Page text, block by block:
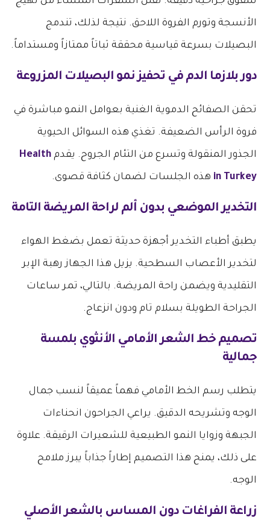
الأنسجة وتورم الفروة اللاحق. نتيجة لذلك، تندمج
البصيلات بسرعة قياسية محققة ثباتاً ممتازاً ومستداماً.
دور بلازما الدم في تحفيز نمو البصيلات المزروعة
تحقن الصفائح الدموية الغنية بعوامل النمو مباشرة في
فروة الرأس الضعيفة. تغذي هذه السوائل الحيوية
الجذور المنقولة وتسرع من التئام الجروح. يقدمHealth
in Turkey هذه الجلسات لضمان كثافة قصوى.
التخدير الموضعي بدون ألم لراحة المريضة التامة
يطبق أطباء التخدير أجهزة حديثة تعمل بضغط الهواء
لتخدير الأعصاب السطحية. يزيل هذا الجهاز رهبة الإبر
التقليدية ويضمن راحة المريضة. بالتالي، تمر ساعات
الجراحة الطويلة بسلام تام ودون انزعاج.
تصميم خط الشعر الأمامي الأنثوي بلمسة
جمالية
يتطلب رسم الخط الأمامي فهماً عميقاً لنسب جمال
الوجه وتشريحه الدقيق. يراعي الجراحون انحناءات
الجبهة وزوايا النمو الطبيعية للشعيرات الرقيقة. علاوة
على ذلك، يمنح هذا التصميم إطاراً جذاباً يبرز ملامح
الوجه.
زراعة الفراغات دون المساس بالشعر الأصلي